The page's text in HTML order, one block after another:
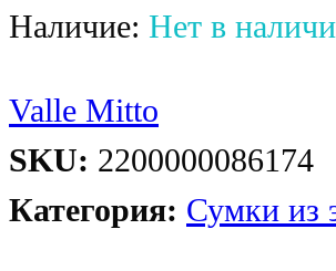
Наличие: Нет в
Valle Mitto
SKU: 2200000086174
Категория: Сумки из